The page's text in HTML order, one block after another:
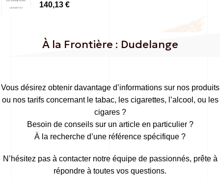
140,13 €
À la Frontière : Dudelange
Vous désirez obtenir davantage d’informations sur nos produits
ou nos tarifs concernant le tabac, les cigarettes, l’alcool, ou les
cigares ?
Besoin de conseils sur un article en particulier ?
À la recherche d’une référence spécifique ?
N’hésitez pas à contacter notre équipe de passionnés, prête à
répondre à toutes vos questions.